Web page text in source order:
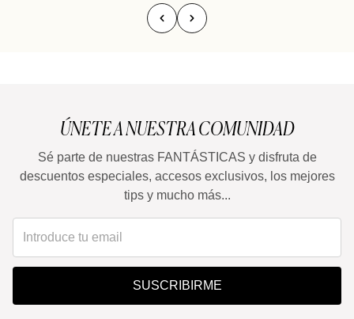
ÚNETE A NUESTRA COMUNIDAD
Sé parte de nuestras FANTÁSTICAS y disfruta de
descuentos especiales, accesos exclusivos, los mejores
tips y mucho más...
SUSCRIBIRME